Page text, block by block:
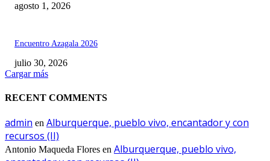
agosto 1, 2026
Encuentro Azagala 2026
julio 30, 2026
Cargar más
RECENT COMMENTS
admin en Alburquerque, pueblo vivo, encantador y con
recursos (II)
Antonio Maqueda Flores en Alburquerque, pueblo vivo,